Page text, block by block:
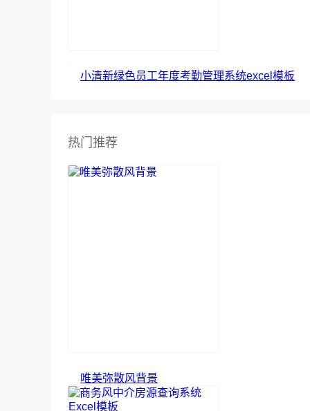
小清新绿色员工年度考勤管理系统excel模板
热门推荐
唯美弥散风背景